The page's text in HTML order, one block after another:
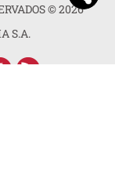
©2026
S.A.